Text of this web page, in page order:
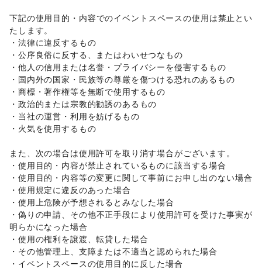
園芸・ガーデニング/花・盆栽・ドライフラワー/
犬・猫・ペット
その他インテリア・生活雑貨
生活サービス
携帯キャリア・格安SIM/インターネット・プロバイダ
電気・ガス/ハウスクリーニング・家事代行/定期宅配/
リサイクル雑貨・古本/買取査定・金券/
ギフト・プレゼント/冠婚葬祭/ 資格・習い事
住宅（購入・賃貸）/たばこ/修理・メンテナンス
就職・転職・求人 /その他生活サービス
金融サービス
不動産投資/その他金融サービス
子育て・教育
ベビー用品/ランドセル/学習教材・通信教育/
子供向け教室・レッスン/塾・家庭教師
その他子育て・教育
美容・健康・医療
ジム・フィットネス
美容・コスメ・香水/ヘアケア・シャンプー
ヘアサロン・ネイルサロン/マッサージ・整体/
エステ・美容サービス/健康食品・サプリメント
下記の使用目的・内容でのイベントスペースの使用は禁止とい
たします。
・法律に違反するもの
・公序良俗に反する、またはわいせつなもの
・他人の信用または名誉・プライバシーを侵害するもの
・国内外の国家・民族等の尊厳を傷つける恐れのあるもの
・商標・著作権等を無断で使用するもの
・政治的または宗教的勧誘のあるもの
・当社の運営・利用を妨げるもの
・火気を使用するもの
また、次の場合は使用許可を取り消す場合がございます。
・使用目的・内容が禁止されているものに該当する場合
・使用目的・内容等の変更に関して事前にお申し出のない場合
・使用規定に違反のあった場合
・使用上危険が予想されるとみなした場合
・偽りの申請、その他不正手段により使用許可を受けた事実が
明らかになった場合
・使用の権利を譲渡、転貸した場合
・その他管理上、支障または不適当と認められた場合
・イベントスペースの使用目的に反した場合